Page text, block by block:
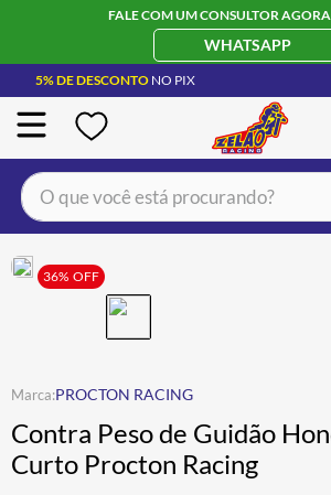
FALE COM UM CONSULTOR
WHATSAPP
5% DE DESCONTO NO PIX
O que você está procurando?
36% OFF
PROCTON RACING
Contra Peso de Guidão
Curto Procton Racing
1º CAPACETE LS2
BOTA
4º ÓCULOS SOLAR
5º LUVA
6 º ALPINESTAR